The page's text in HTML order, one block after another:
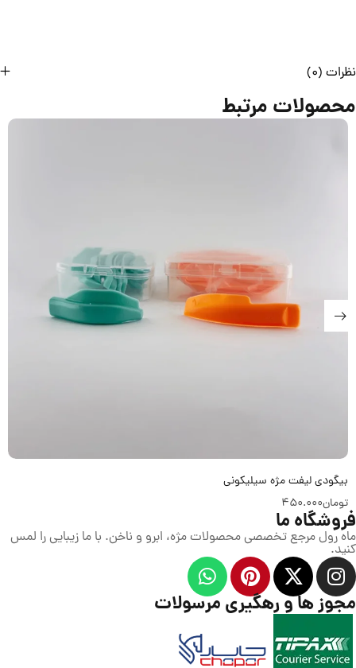
نظرات (0)
محصولات مرتبط
بیگودی لیفت مژه سیلیکونی
تومان450.000
فروشگاه ما
ماه رول مرجع تخصصی محصولات مژه، ابرو و ناخن. با ما زیبایی را لمس
کنید.
مجوز ها و رهگیری مرسولات